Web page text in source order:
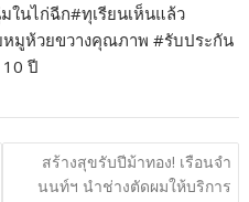
ในไก่ฉีก#ทุเรียนเห็นแล้ว
หมูห้วยขวางคุณภาพ #รับประกัน
ปี
สร้างสุขรับปีม้าทอง! เรือนจำ
นนท์ฯ นำช่างตัดผมให้บริการ